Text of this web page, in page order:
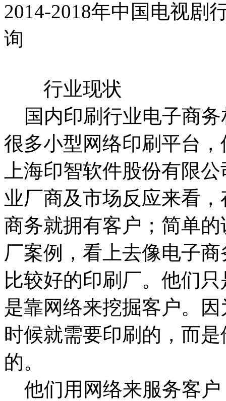
2014-2018年中国电视剧
询
行业现状
国内印刷行业电子商务
很多小型网络印刷平台
上海印智软件股份有限
业厂商及市场反应来看
商务就拥有客户；简单
厂案例，看上去像电子
比较好的印刷厂。他们
是靠网络来挖掘客户。
时候就需要印刷的，而
的。
他们用网络来服务客户